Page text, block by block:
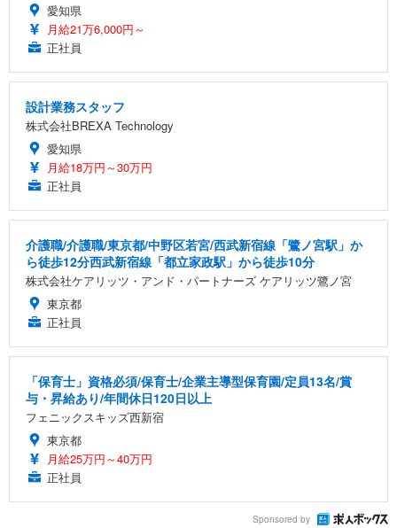
愛知県
月給21万6,000円～
正社員
設計業務スタッフ
株式会社BREXA Technology
愛知県
月給18万円～30万円
正社員
介護職/介護職/東京都/中野区若宮/西武新宿線「鷺ノ宮駅」か
ら徒歩12分西武新宿線「都立家政駅」から徒歩10分
株式会社ケアリッツ・アンド・パートナーズ ケアリッツ鷺ノ宮
東京都
正社員
「保育士」資格必須/保育士/企業主導型保育園/定員13名/賞
与・昇給あり/年間休日120日以上
フェニックスキッズ西新宿
東京都
月給25万円～40万円
正社員
Sponsored by